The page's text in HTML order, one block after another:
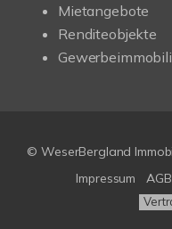
Mietangebote
Renditeobjekte
© WeserBergland
Impressum
AGB